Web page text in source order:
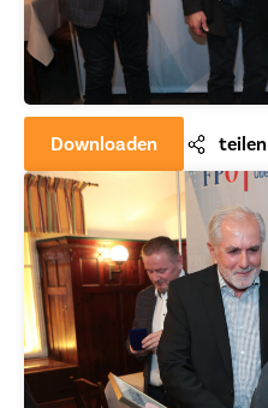
Downloaden teilen